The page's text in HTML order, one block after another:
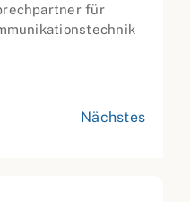
für
Nächstes